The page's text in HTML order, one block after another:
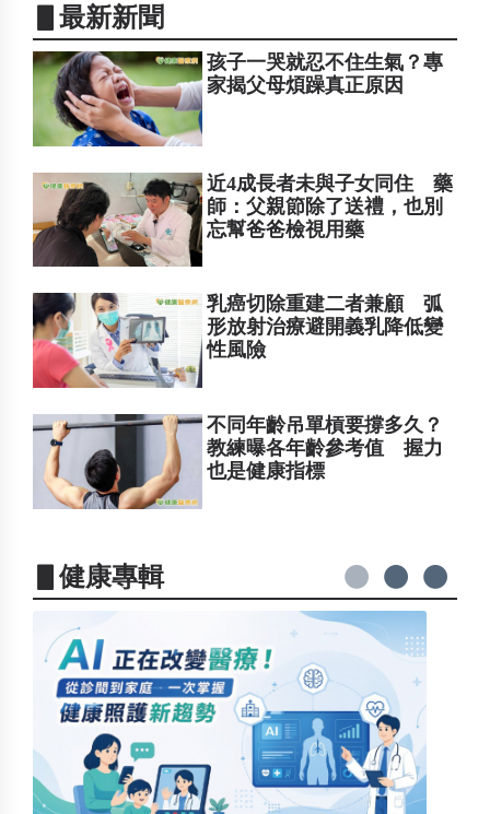
▋最新新聞
孩子一哭就忍不住生氣？專
家揭父母煩躁真正原因
近4成長者未與子女同住 藥
師：父親節除了送禮，也別
忘幫爸爸檢視用藥
乳癌切除重建二者兼顧 弧
形放射治療避開義乳降低變
性風險
不同年齡吊單槓要撐多久？
教練曝各年齡參考值 握力
也是健康指標
▋健康專輯